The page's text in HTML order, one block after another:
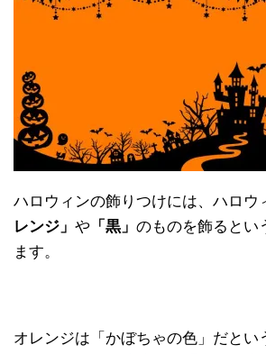
ハロウィンの飾りつけには、ハロウ
レンジ」 や 「黒」 のものを飾るとい
ます。
オレンジは「かぼちゃの色」だとい